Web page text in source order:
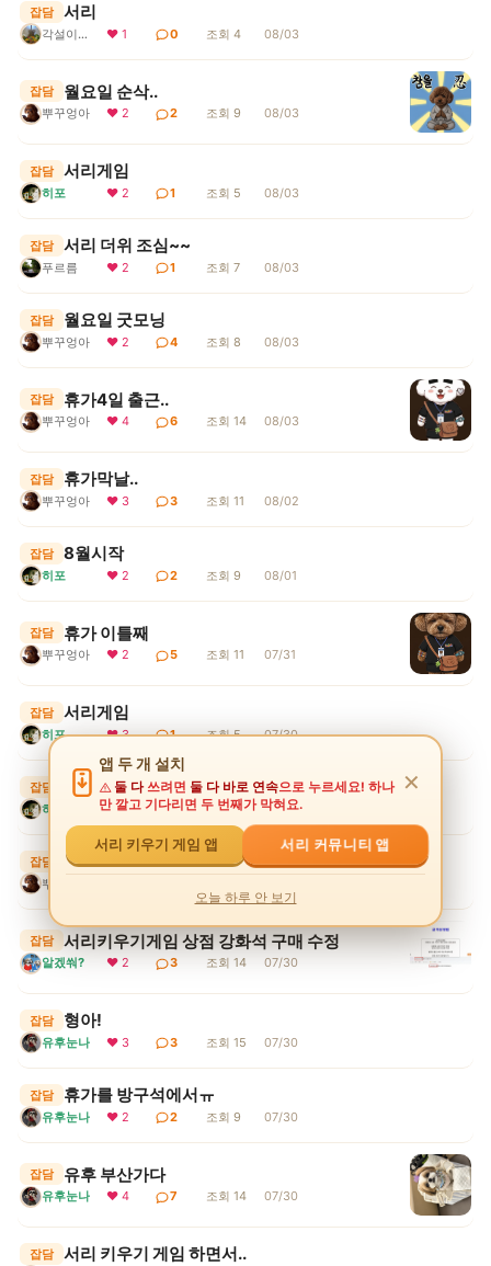
잡담 서리
각설이지요 ❤ 1 0 조회 4 08/03
잡담 월요일 순삭..
뿌꾸엉아 ❤ 2 2 조회 9 08/03
잡담 서리게임
히포 ❤ 2 1 조회 5 08/03
잡담 서리 더위 조심~~
푸르름 ❤ 2 1 조회 7 08/03
잡담 월요일 굿모닝
뿌꾸엉아 ❤ 2 4 조회 8 08/03
잡담 휴가4일 출근..
뿌꾸엉아 ❤ 4 6 조회 14 08/03
잡담 휴가막날..
뿌꾸엉아 ❤ 3 3 조회 11 08/02
잡담 8월시작
히포 ❤ 2 2 조회 9 08/01
잡담 휴가 이틀째
뿌꾸엉아 ❤ 2 5 조회 11 07/31
잡담 서리게임
히포 ❤ 3 1 조회 5 07/30
잡담 무더위
히포 ❤ 2 1 조회 7 07/30
잡담 휴가시작 1일째..
뿌꾸엉아
잡담 서리키우기게임 상점 강화석 구매 수정
알겠쒀? ❤ 2 3 조회 14 07/30
잡담 형아!
유후눈나 ❤ 3 3 조회 15 07/30
잡담 휴가를 방구석에서ㅠ
유후눈나 ❤ 2 2 조회 9 07/30
잡담 유후 부산가다
유후눈나 ❤ 4 7 조회 14 07/30
잡담 서리 키우기 게임 하면서..
앱 두 개 설치
둘 다쓰려면 둘 다 바로 연속으로 누르세요! 하나
만 깔고 기다리면 두 번째가 막혀요.
✕
서리 키우기 게임 앱 서리 커뮤니티 앱
오늘 하루 안 보기